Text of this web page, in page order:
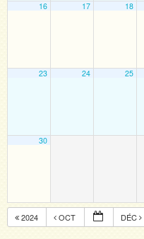
16 17 18
23 24 25
30
2024 OCT DÉC